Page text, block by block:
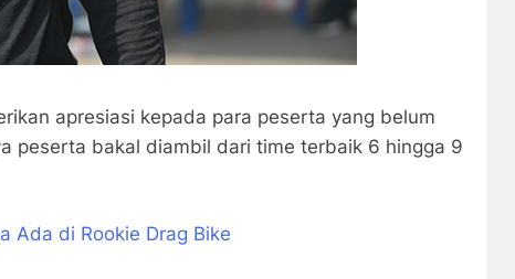
apresiasi kepada para peserta yang belum
peserta bakal diambil dari time terbaik 6 hingga 9
Ada di Rookie Drag Bike